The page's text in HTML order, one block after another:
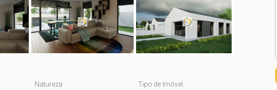
Natureza Tipo de Imóvel